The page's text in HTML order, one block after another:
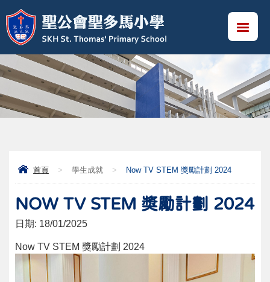
首頁 > 學生成就 > Now TV STEM 獎勵計劃 2024
NOW TV STEM 獎勵計劃 2024
日期: 18/01/2025
Now TV STEM 獎勵計劃 2024